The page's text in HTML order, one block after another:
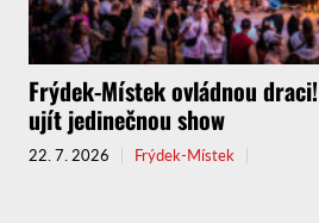
Frýdek-Místek ovládnou
ujít jedinečnou show
22. 7. 2026 Frýdek-Místek